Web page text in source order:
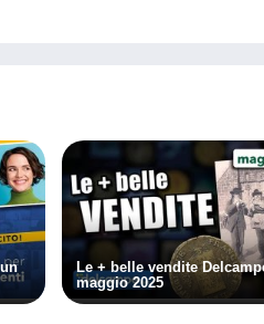
Le + belle vendite
maggio 2025